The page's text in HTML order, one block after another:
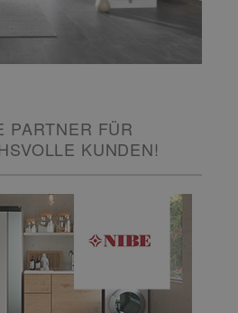
PARTNER FÜR
KUNDEN!